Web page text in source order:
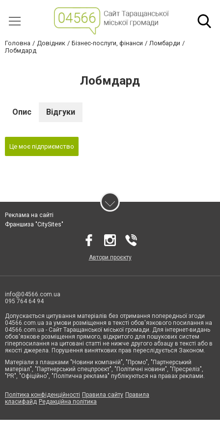
Головна Довідник Бізнес-послуги, фінанси
Ломбарди
Лобмдард
Лобмдард
Опис Відгуки
Це моє підприємство
Реклама на сайті
Франшиза "CitySites"
Автори проєкту
info@04566.com.ua
095 764 64 94
Допускається цитування матеріалів без отримання попередньої згоди
04566.com.ua за умови розміщення в тексті обов'язкового посилання на
04566.com.ua - Cайт Таращанської міської громади. Для інтернет-видань
обов'язкове розміщення прямого, відкритого для пошукових систем
гіперпосилання на цитовані статті не нижче другого абзацу в тексті або в
якості джерела. Порушення виняткових прав переслідується Законом.
Матеріали з плашками "Новини компаній", "Промо", "Партнерський
матеріал", "Партнерський спецпроєкт", "Політичні новини", "Пресреліз",
"PR", "Офіційно", "Політична реклама" публікуються на правах реклами.
Політика конфіденційності Правила сайту Правила
класифайд Редакційна політика